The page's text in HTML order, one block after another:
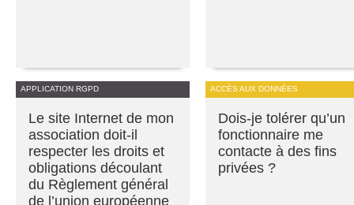
APPLICATION RGPD
Le site Internet de mon
association doit-il
respecter les droits et
obligations découlant
du Règlement général
de l’union européenne
ACCÈS AUX DONNÉES
Dois-je tolérer qu’un
fonctionnaire me
contacte à des fins
privées ?